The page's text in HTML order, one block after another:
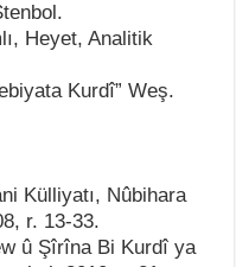
Heyet, Analitik
Kurdî” Weş.
Külliyatı, Nûbihara
r. 13-33.
û Şîrîna Bi Kurdî ya